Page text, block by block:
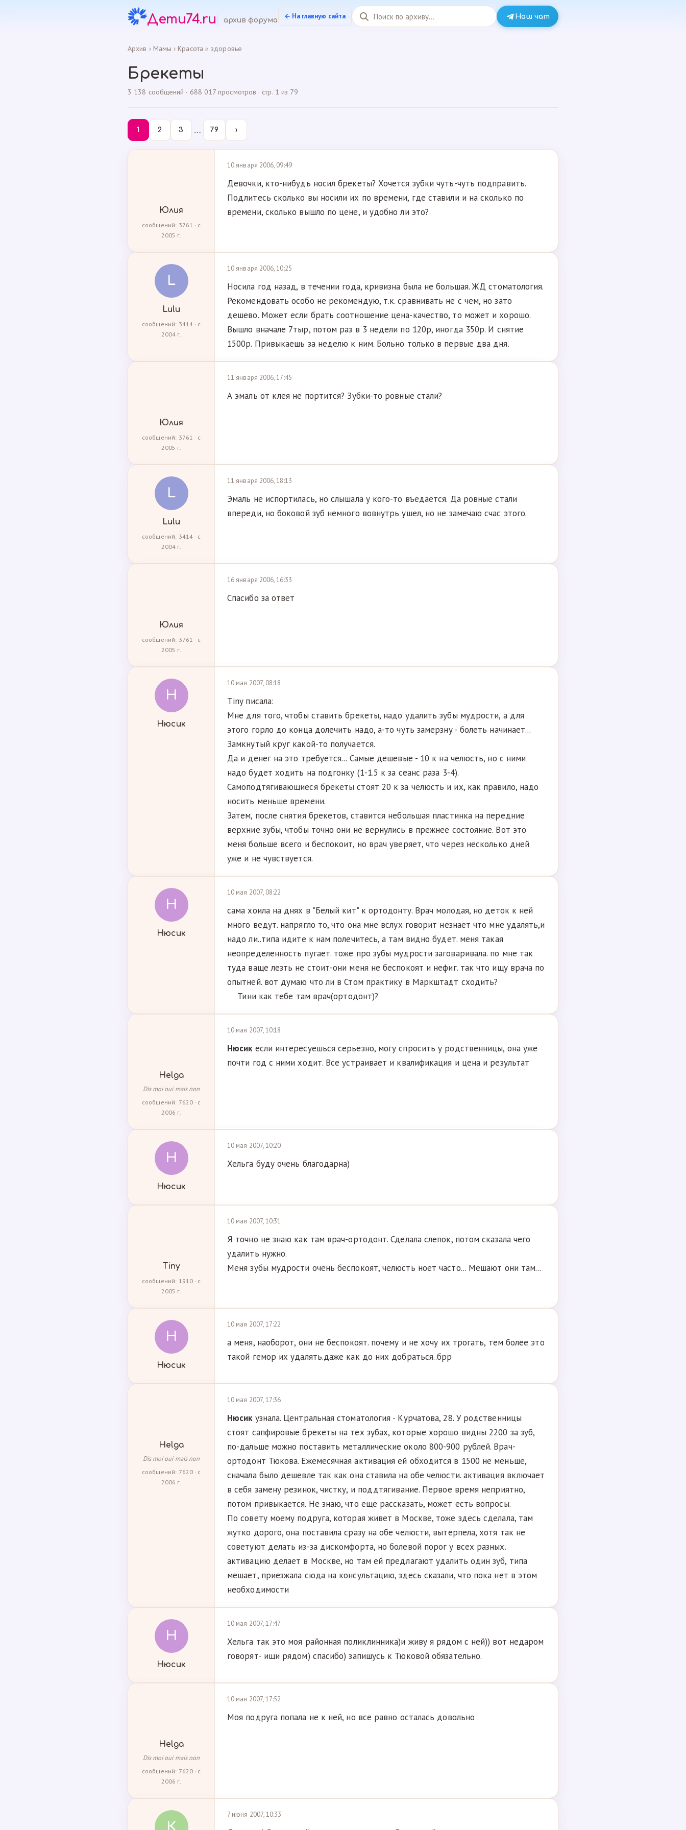
Дети74.ru архив форума ← На главную сайта Наш чат
Архив › Мамы › Красота и здоровье
Брекеты
3 138 сообщений · 688 017 просмотров · стр. 1 из 79
1 2 3 … 79 ›
Юлия
сообщений: 3761 · с
2005 г.
10 января 2006, 09:49
Девочки, кто-нибудь носил брекеты? Хочется зубки чуть-чуть подправить.
Подлитесь сколько вы носили их по времени, где ставили и на сколько по
времени, сколько вышло по цене, и удобно ли это?
L
Lulu
сообщений: 3414 · с
2004 г.
10 января 2006, 10:25
Носила год назад, в течении года, кривизна была не большая. ЖД стоматология.
Рекомендовать особо не рекомендую, т.к. сравнивать не с чем, но зато
дешево. Может если брать соотношение цена-качество, то может и хорошо.
Вышло вначале 7тыр, потом раз в 3 недели по 120р, иногда 350р. И снятие
1500р. Привыкаешь за неделю к ним. Больно только в первые два дня.
Юлия
сообщений: 3761 · с
2005 г.
11 января 2006, 17:45
А эмаль от клея не портится? Зубки-то ровные стали?
L
Lulu
сообщений: 3414 · с
2004 г.
11 января 2006, 18:13
Эмаль не испортилась, но слышала у кого-то въедается. Да ровные стали
впереди, но боковой зуб немного вовнутрь ушел, но не замечаю счас этого.
Юлия
сообщений: 3761 · с
2005 г.
16 января 2006, 16:33
Спасибо за ответ
Н
Нюсик
10 мая 2007, 08:18
Tiny писала:
Мне для того, чтобы ставить брекеты, надо удалить зубы мудрости, а для
этого горло до конца долечить надо, а-то чуть замерзну - болеть начинает...
Замкнутый круг какой-то получается.
Да и денег на это требуется... Самые дешевые - 10 к на челюсть, но с ними
надо будет ходить на подгонку (1-1.5 к за сеанс раза 3-4).
Самоподтягивающиеся брекеты стоят 20 к за челюсть и их, как правило, надо
носить меньше времени.
Затем, после снятия брекетов, ставится небольшая пластинка на передние
верхние зубы, чтобы точно они не вернулись в прежнее состояние. Вот это
меня больше всего и беспокоит, но врач уверяет, что через несколько дней
уже и не чувствуется.
Н
Нюсик
10 мая 2007, 08:22
сама хоила на днях в "Белый кит" к ортодонту. Врач молодая, но деток к ней
много ведут. напрягло то, что она мне вслух говорит незнает что мне удалять,и
надо ли..типа идите к нам полечитесь, а там видно будет. меня такая
неопределенность пугает. тоже про зубы мудрости заговаривала. по мне так
туда ваще лезть не стоит-они меня не беспокоят и нефиг. так что ищу врача по
опытней. вот думаю что ли в Стом практику в Маркштадт сходить?
Тини как тебе там врач(ортодонт)?
Helga
Dis moi oui mais non
сообщений: 7620 · с
2006 г.
10 мая 2007, 10:18
Нюсикесли интересуешься серьезно, могу спросить у родственницы, она уже
почти год с ними ходит. Все устраивает и квалификация и цена и результат
Н
Нюсик
10 мая 2007, 10:20
Хельга буду очень благодарна)
Tiny
сообщений: 1910 · с
2005 г.
10 мая 2007, 10:31
Я точно не знаю как там врач-ортодонт. Сделала слепок, потом сказала чего
удалить нужно.
Меня зубы мудрости очень беспокоят, челюсть ноет часто... Мешают они там...
Н
Нюсик
10 мая 2007, 17:22
а меня, наоборот, они не беспокоят. почему и не хочу их трогать, тем более это
такой гемор их удалять.даже как до них добраться..брр
Helga
Dis moi oui mais non
сообщений: 7620 · с
2006 г.
10 мая 2007, 17:36
Нюсикузнала. Центральная стоматология - Курчатова, 28. У родственницы
стоят сапфировые брекеты на тех зубах, которые хорошо видны 2200 за зуб,
по-дальше можно поставить металлические около 800-900 рублей. Врач-
ортодонт Тюкова. Ежемесячная активация ей обходится в 1500 не меньше,
сначала было дешевле так как она ставила на обе челюсти. активация включает
в себя замену резинок, чистку, и поддтягивание. Первое время неприятно,
потом привыкается. Не знаю, что еще рассказать, может есть вопросы.
По совету моему подруга, которая живет в Москве, тоже здесь сделала, там
жутко дорого, она поставила сразу на обе челюсти, вытерпела, хотя так не
советуют делать из-за дискомфорта, но болевой порог у всех разных.
активацию делает в Москве, но там ей предлагают удалить один зуб, типа
мешает, приезжала сюда на консультацию, здесь сказали, что пока нет в этом
необходимости
Н
Нюсик
10 мая 2007, 17:47
Хельга так это моя районная поликлинника)и живу я рядом с ней)) вот недаром
говорят- ищи рядом) спасибо) запишусь к Тюковой обязательно.
Helga
Dis moi oui mais non
сообщений: 7620 · с
2006 г.
10 мая 2007, 17:52
Моя подруга попала не к ней, но все равно осталась довольно
К
7 июня 2007, 10:33